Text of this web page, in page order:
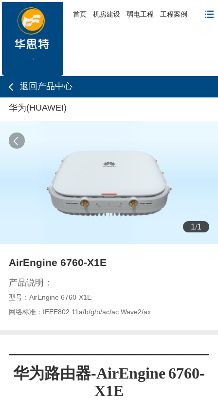
首页 机房建设 弱电工程 工程案例
返回产品中心
华为(HUAWEI)
1/1
AirEngine 6760-X1E
产品说明：
型号：AirEngine 6760-X1E
网络标准：IEEE802.11a/b/g/n/ac/ac Wave2/ax
华为路由器-AirEngine 6760-
X1E